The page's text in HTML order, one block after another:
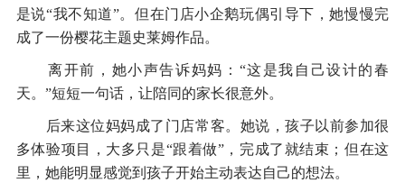
是说“我不知道”。但在门店小企鹅玩偶引导下，她慢慢完
成了一份樱花主题史莱姆作品。
离开前，她小声告诉妈妈：“这是我自己设计的春
天。”短短一句话，让陪同的家长很意外。
后来这位妈妈成了门店常客。她说，孩子以前参加很
多体验项目，大多只是“跟着做”，完成了就结束；但在这
里，她能明显感觉到孩子开始主动表达自己的想法。